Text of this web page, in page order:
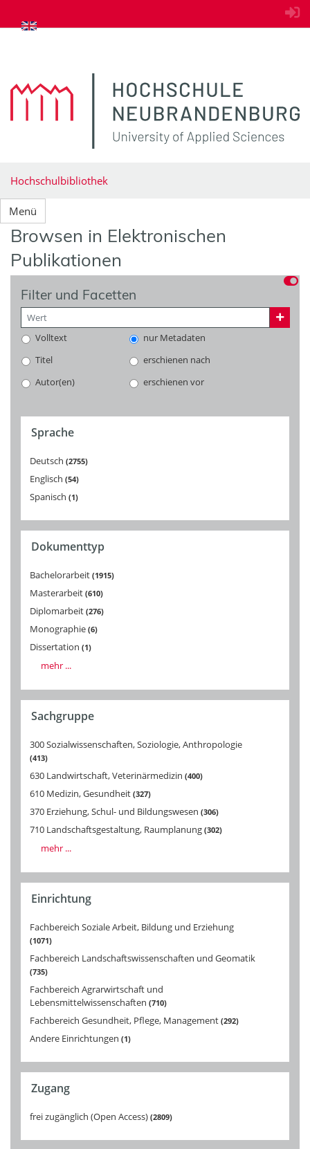
zum Inhalt springen
Hochschulbibliothek
Menü
Browsen in Elektronischen
Publikationen
Filter und Facetten
Volltext
nur Metadaten
Titel
erschienen nach
Autor(en)
erschienen vor
Sprache
Deutsch 2755
Englisch 54
Spanisch 1
Dokumenttyp
Bachelorarbeit 1915
Masterarbeit 610
Diplomarbeit 276
Monographie 6
Dissertation 1
mehr ...
Sachgruppe
300 Sozialwissenschaften, Soziologie, Anthropologie
413
630 Landwirtschaft, Veterinärmedizin 400
610 Medizin, Gesundheit 327
370 Erziehung, Schul- und Bildungswesen 306
710 Landschaftsgestaltung, Raumplanung 302
mehr ...
Einrichtung
Fachbereich Soziale Arbeit, Bildung und Erziehung
1071
Fachbereich Landschaftswissenschaften und Geomatik
735
Fachbereich Agrarwirtschaft und
Lebensmittelwissenschaften 710
Fachbereich Gesundheit, Pflege, Management 292
Andere Einrichtungen 1
Zugang
frei zugänglich (Open Access) 2809